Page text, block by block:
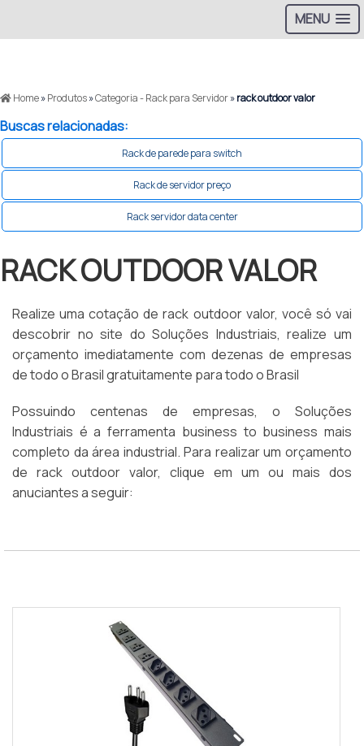
MENU
Home»Produtos»Categoria - Rack para Servidor»rack outdoor valor
Buscas relacionadas:
Rack de parede para switch
Rack de servidor preço
Rack servidor data center
RACK OUTDOOR VALOR
Realize uma cotação de rack outdoor valor, você só vai
descobrir no site do Soluções Industriais, realize um
orçamento imediatamente com dezenas de empresas
de todo o Brasil gratuitamente para todo o Brasil
Possuindo centenas de empresas, o Soluções
Industriais é a ferramenta business to business mais
completo da área industrial. Para realizar um orçamento
de rack outdoor valor, clique em um ou mais dos
anuciantes a seguir: